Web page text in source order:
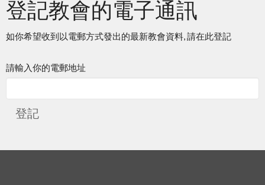
登記教會的電子通訊
如你希望收到以電郵方式發出的最新教會資料, 請在此登記
請輸入你的電郵地址
登記